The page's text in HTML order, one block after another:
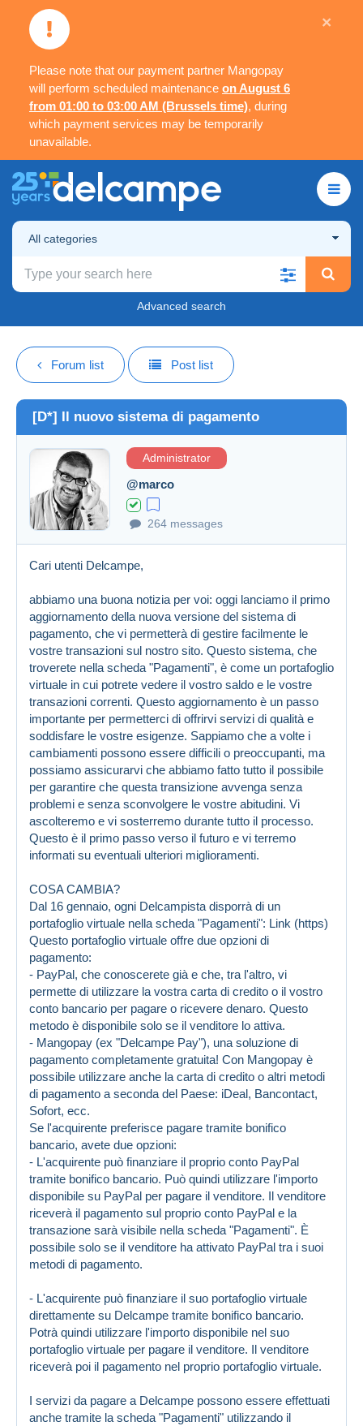
Please note that our payment partner Mangopay
will perform scheduled maintenance on August 6
from 01:00 to 03:00 AM (Brussels time), during
which payment services may be temporarily
unavailable.
×
All categories
Advanced search
Forum list Post list
[D*] Il nuovo sistema di pagamento
Administrator
@marco
264 messages
Cari utenti Delcampe,
abbiamo una buona notizia per voi: oggi lanciamo il primo
aggiornamento della nuova versione del sistema di
pagamento, che vi permetterà di gestire facilmente le
vostre transazioni sul nostro sito. Questo sistema, che
troverete nella scheda "Pagamenti", è come un portafoglio
virtuale in cui potrete vedere il vostro saldo e le vostre
transazioni correnti. Questo aggiornamento è un passo
importante per permetterci di offrirvi servizi di qualità e
soddisfare le vostre esigenze. Sappiamo che a volte i
cambiamenti possono essere difficili o preoccupanti, ma
possiamo assicurarvi che abbiamo fatto tutto il possibile
per garantire che questa transizione avvenga senza
problemi e senza sconvolgere le vostre abitudini. Vi
ascolteremo e vi sosterremo durante tutto il processo.
Questo è il primo passo verso il futuro e vi terremo
informati su eventuali ulteriori miglioramenti.
COSA CAMBIA?
Dal 16 gennaio, ogni Delcampista disporrà di un
portafoglio virtuale nella scheda "Pagamenti": Link (https)
Questo portafoglio virtuale offre due opzioni di
pagamento:
- PayPal, che conoscerete già e che, tra l'altro, vi
permette di utilizzare la vostra carta di credito o il vostro
conto bancario per pagare o ricevere denaro. Questo
metodo è disponibile solo se il venditore lo attiva.
- Mangopay (ex "Delcampe Pay"), una soluzione di
pagamento completamente gratuita! Con Mangopay è
possibile utilizzare anche la carta di credito o altri metodi
di pagamento a seconda del Paese: iDeal, Bancontact,
Sofort, ecc.
Se l'acquirente preferisce pagare tramite bonifico
bancario, avete due opzioni:
- L'acquirente può finanziare il proprio conto PayPal
tramite bonifico bancario. Può quindi utilizzare l'importo
disponibile su PayPal per pagare il venditore. Il venditore
riceverà il pagamento sul proprio conto PayPal e la
transazione sarà visibile nella scheda "Pagamenti". È
possibile solo se il venditore ha attivato PayPal tra i suoi
metodi di pagamento.
- L'acquirente può finanziare il suo portafoglio virtuale
direttamente su Delcampe tramite bonifico bancario.
Potrà quindi utilizzare l'importo disponibile nel suo
portafoglio virtuale per pagare il venditore. Il venditore
riceverà poi il pagamento nel proprio portafoglio virtuale.
I servizi da pagare a Delcampe possono essere effettuati
anche tramite la scheda "Pagamenti" utilizzando il